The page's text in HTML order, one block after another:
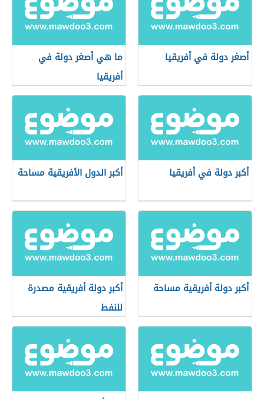
أصغر دولة في أفريقيا
ما هي أصغر دولة في
أفريقيا
أكبر دولة في أفريقيا أكبر الدول الأفريقية مساحة
أكبر دولة أفريقية مساحة
أكبر دولة أفريقية مصدرة
للنفط